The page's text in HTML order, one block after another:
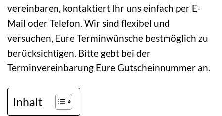
vereinbaren, kontaktiert Ihr uns einfach per E-
Mail oder Telefon. Wir sind flexibel und
versuchen, Eure Terminwünsche bestmöglich zu
berücksichtigen. Bitte gebt bei der
Terminvereinbarung Eure Gutscheinnummer an.
Inhalt